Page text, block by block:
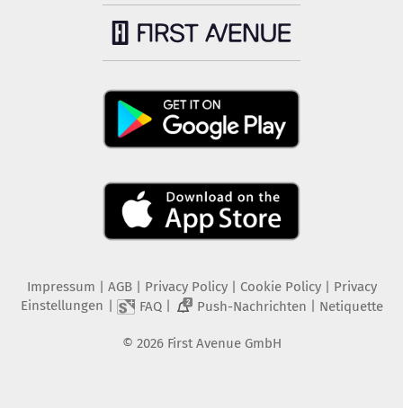
Impressum AGB Privacy Policy| Cookie Policy| Privacy
Einstellungen
FAQ| 2 Push-Nachrichten Netiquette
© 2026 First Avenue GmbH